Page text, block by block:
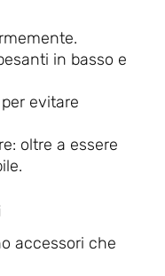
in basso e
evitare
oltre a essere
accessori che